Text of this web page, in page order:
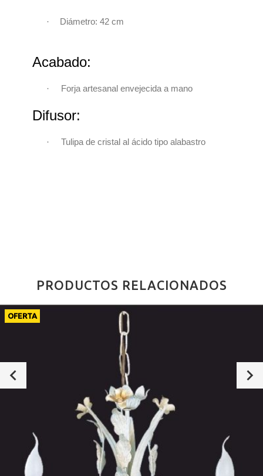
· Diámetro: 42 cm
Acabado:
· Forja artesanal envejecida a mano
Difusor:
· Tulipa de cristal al ácido tipo alabastro
PRODUCTOS RELACIONADOS
OFERTA